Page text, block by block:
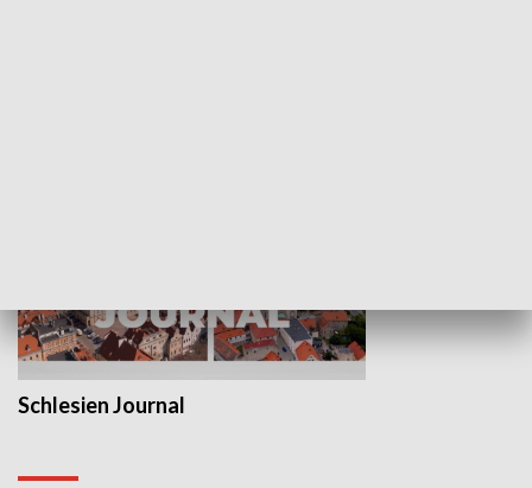
Schlesien Journal